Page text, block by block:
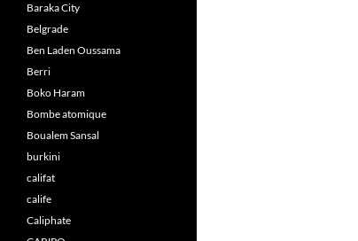
Baraka City
Belgrade
Ben Laden Oussama
Berri
Boko Haram
Bombe atomique
Boualem Sansal
burkini
califat
calife
Caliphate